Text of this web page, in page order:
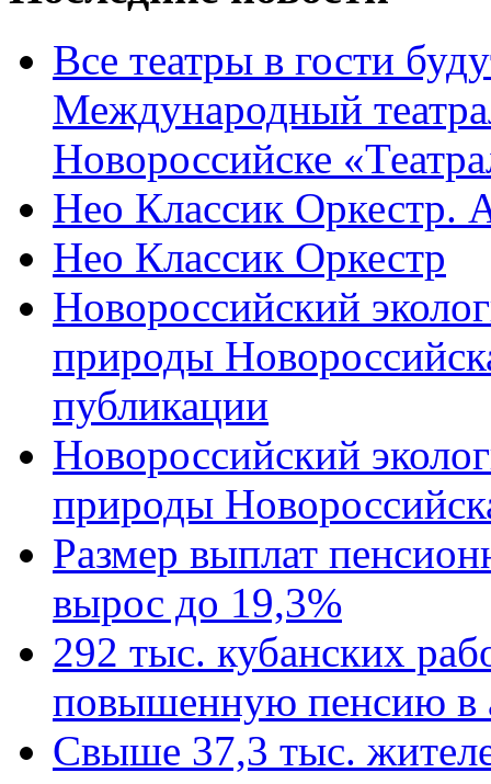
Все театры в гости
Международный
Новороссийске
Нео Классик Оркестр.
Нео Классик Оркестр
Новороссийский
природы
публикации
Новороссийский
природы
Размер выплат
вырос до 19,3%
292 тыс. кубанских
повышенную пенсию в
Свыше 37,3 тыс.